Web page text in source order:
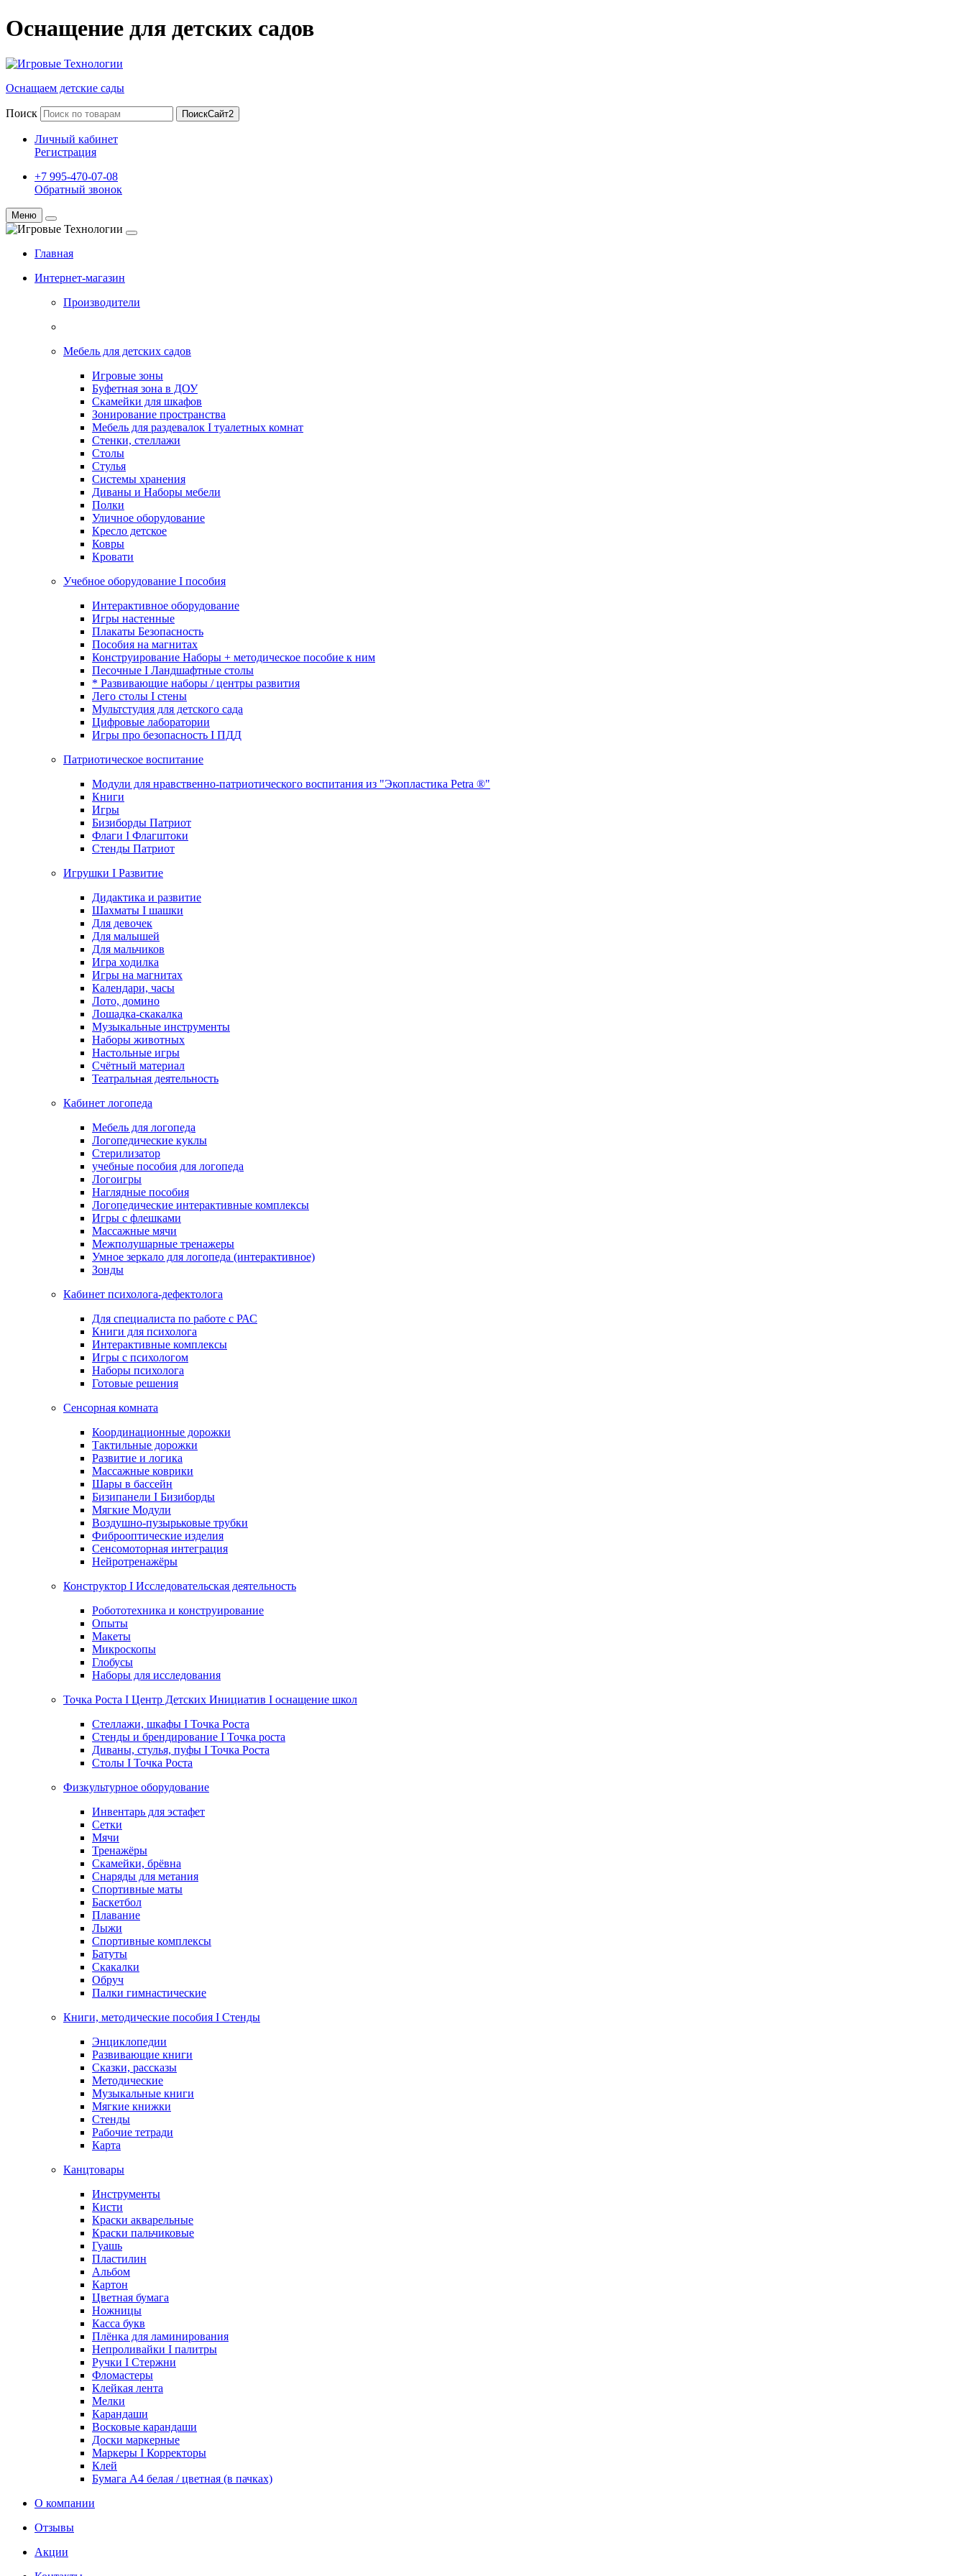
Оснащение для детских садов
Оснащаем детские сады
Поиск ПоискСайт2
Личный кабинет
Регистрация
+7 995-470-07-08
Обратный звонок
Меню
Главная
Интернет-магазин
Производители
Мебель для детских садов
Игровые зоны
Буфетная зона в ДОУ
Скамейки для шкафов
Зонирование пространства
Мебель для раздевалок I туалетных комнат
Стенки, стеллажи
Столы
Стулья
Системы хранения
Диваны и Наборы мебели
Полки
Уличное оборудование
Кресло детское
Ковры
Кровати
Учебное оборудование I пособия
Интерактивное оборудование
Игры настенные
Плакаты Безопасность
Пособия на магнитах
Конструирование Наборы + методическое пособие к ним
Песочные I Ландшафтные столы
* Развивающие наборы / центры развития
Лего столы I стены
Мультстудия для детского сада
Цифровые лаборатории
Игры про безопасность I ПДД
Патриотическое воспитание
Модули для нравственно-патриотического воспитания из "Экопластика Petra ®"
Книги
Игры
Бизиборды Патриот
Флаги I Флагштоки
Стенды Патриот
Игрушки I Развитие
Дидактика и развитие
Шахматы I шашки
Для девочек
Для малышей
Для мальчиков
Игра ходилка
Игры на магнитах
Календари, часы
Лото, домино
Лошадка-скакалка
Музыкальные инструменты
Наборы животных
Настольные игры
Счётный материал
Театральная деятельность
Кабинет логопеда
Мебель для логопеда
Логопедические куклы
Стерилизатор
учебные пособия для логопеда
Логоигры
Наглядные пособия
Логопедические интерактивные комплексы
Игры с флешками
Массажные мячи
Межполушарные тренажеры
Умное зеркало для логопеда (интерактивное)
Зонды
Кабинет психолога-дефектолога
Для специалиста по работе с РАС
Книги для психолога
Интерактивные комплексы
Игры с психологом
Наборы психолога
Готовые решения
Сенсорная комната
Координационные дорожки
Тактильные дорожки
Развитие и логика
Массажные коврики
Шары в бассейн
Бизипанели I Бизиборды
Мягкие Модули
Воздушно-пузырьковые трубки
Фиброоптические изделия
Сенсомоторная интеграция
Нейротренажёры
Конструктор I Исследовательская деятельность
Робототехника и конструирование
Опыты
Макеты
Микроскопы
Глобусы
Наборы для исследования
Точка Роста I Центр Детских Инициатив I оснащение школ
Стеллажи, шкафы I Точка Роста
Стенды и брендирование I Точка роста
Диваны, стулья, пуфы I Точка Роста
Столы I Точка Роста
Физкультурное оборудование
Инвентарь для эстафет
Сетки
Мячи
Тренажёры
Скамейки, брёвна
Снаряды для метания
Спортивные маты
Баскетбол
Плавание
Лыжи
Спортивные комплексы
Батуты
Скакалки
Обруч
Палки гимнастические
Книги, методические пособия I Стенды
Энциклопедии
Развивающие книги
Сказки, рассказы
Методические
Музыкальные книги
Мягкие книжки
Стенды
Рабочие тетради
Карта
Канцтовары
Инструменты
Кисти
Краски акварельные
Краски пальчиковые
Гуашь
Пластилин
Альбом
Картон
Цветная бумага
Ножницы
Касса букв
Плёнка для ламинирования
Непроливайки I палитры
Ручки I Стержни
Фломастеры
Клейкая лента
Мелки
Карандаши
Восковые карандаши
Доски маркерные
Маркеры I Корректоры
Клей
Бумага А4 белая / цветная (в пачках)
О компании
Отзывы
Акции